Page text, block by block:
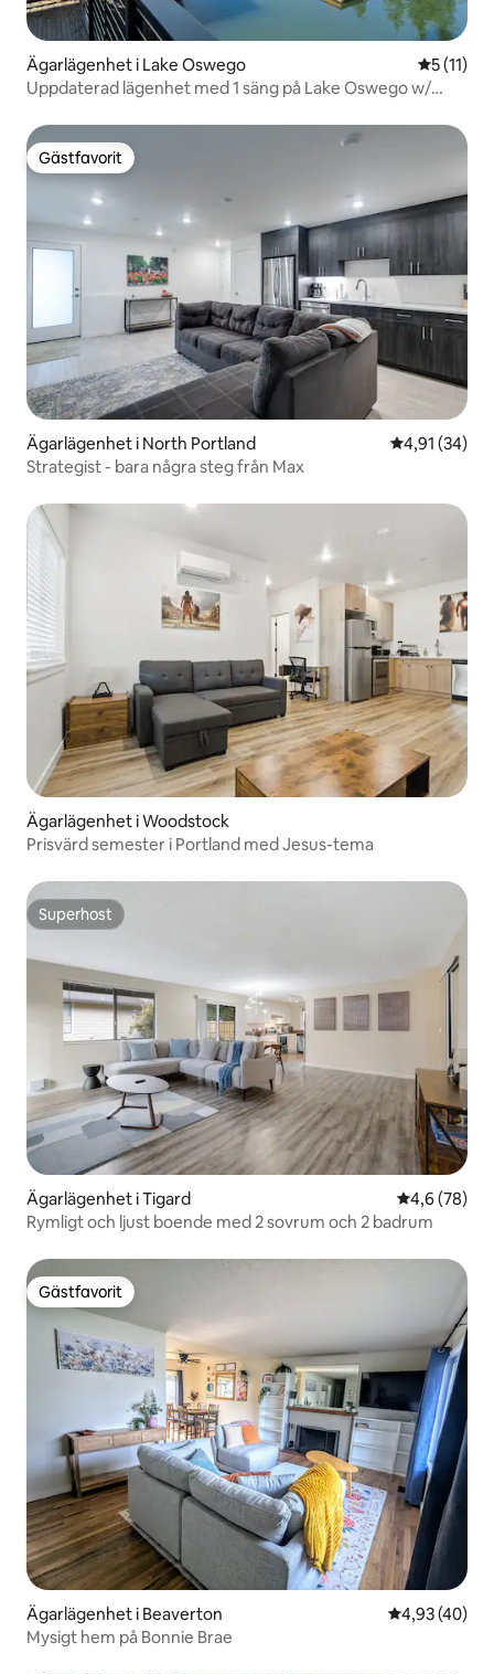
Ägarlägenhet i Lake Oswego 5 av 5 i
5 (11)
Uppdaterad lägenhet med 1 säng på Lake Oswego w/
Gästfavorit
Gästfavorit
Ägarlägenhet i North Portland 4,91 av 5 i
4,91 (34)
Strategist - bara några steg från Max
Ägarlägenhet i Woodstock
Prisvärd semester i Portland med Jesus-tema
Superhost
Superhost
Ägarlägenhet i Tigard 4,6 av 5 i
4,6 (78)
Rymligt och ljust boende med 2 sovrum och 2 badrum
Gästfavorit
Gästfavorit
Ägarlägenhet i Beaverton 4,93 av 5 i
4,93 (40)
Mysigt hem på Bonnie Brae